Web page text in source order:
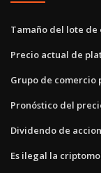
Tamaño del lote de
Precio actual de
Grupo de comercio
Pronóstico del
Dividendo de
Es ilegal la